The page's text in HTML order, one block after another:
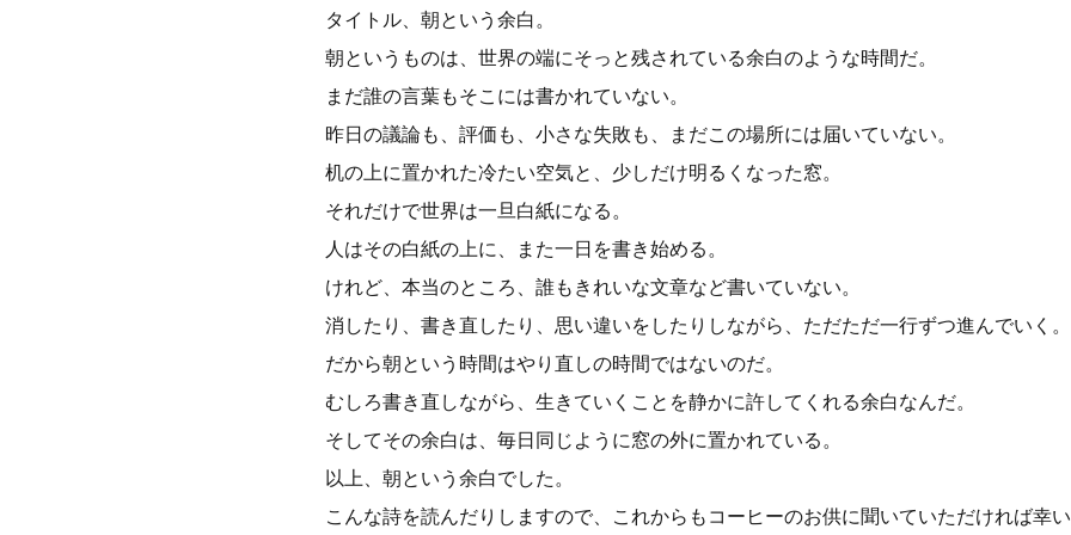
タイトル、朝という余白。
朝というものは、世界の端にそっと残されている余白のような時間だ。
まだ誰の言葉もそこには書かれていない。
昨日の議論も、評価も、小さな失敗も、まだこの場所には届いていない。
机の上に置かれた冷たい空気と、少しだけ明るくなった窓。
それだけで世界は一旦白紙になる。
人はその白紙の上に、また一日を書き始める。
けれど、本当のところ、誰もきれいな文章など書いていない。
消したり、書き直したり、思い違いをしたりしながら、ただただ一行ずつ進んでいく。
だから朝という時間はやり直しの時間ではないのだ。
むしろ書き直しながら、生きていくことを静かに許してくれる余白なんだ。
そしてその余白は、毎日同じように窓の外に置かれている。
以上、朝という余白でした。
こんな詩を読んだりしますので、これからもコーヒーのお供に聞いていただければ幸